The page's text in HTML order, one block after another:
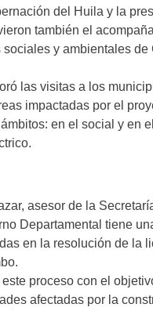
del Huila y la
también el
y ambientales de
las visitas a los
impactadas por el
en el social y en
asesor de la
Departamental tiene
en la resolución de la
proceso con el
afectadas por la